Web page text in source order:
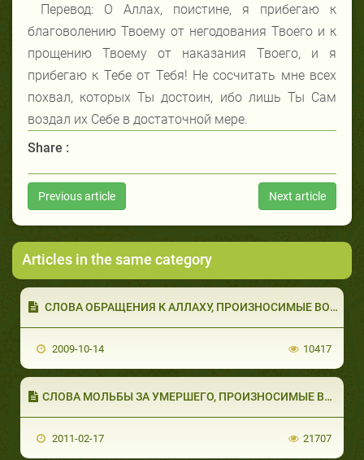
Перевод: О Аллах, поистине, я прибегаю к
благоволению Твоему от негодования Твоего и к
прощению Твоему от наказания Твоего, и я
прибегаю к Тебе от Тебя! Не сосчитать мне всех
похвал, которых Ты достоин, ибо лишь Ты Сам
воздал их Себе в достаточной мере.
Share :
Previous article Next article
Articles in the same category
СЛОВА ОБРАЩЕНИЯ К АЛЛАХУ, ПРОИЗНОСИМЫЕ ВО &#
2009-10-14 10417
СЛОВА МОЛЬБЫ ЗА УМЕРШЕГО, ПРОИЗНОСИМЫЕ ВО 
2011-02-17 21707